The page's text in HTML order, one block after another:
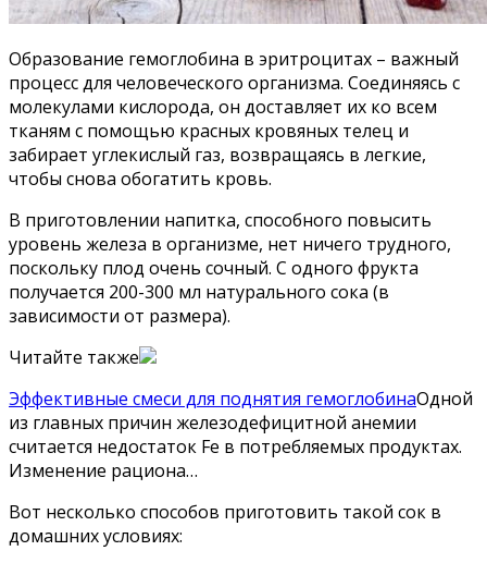
Образование гемоглобина в эритроцитах – важный
процесс для человеческого организма. Соединяясь с
молекулами кислорода, он доставляет их ко всем
тканям с помощью красных кровяных телец и
забирает углекислый газ, возвращаясь в легкие,
чтобы снова обогатить кровь.
В приготовлении напитка, способного повысить
уровень железа в организме, нет ничего трудного,
поскольку плод очень сочный. С одного фрукта
получается 200-300 мл натурального сока (в
зависимости от размера).
Читайте также
Эффективные смеси для поднятия гемоглобинаОдной
из главных причин железодефицитной анемии
считается недостаток Fe в потребляемых продуктах.
Изменение рациона…
Вот несколько способов приготовить такой сок в
домашних условиях: